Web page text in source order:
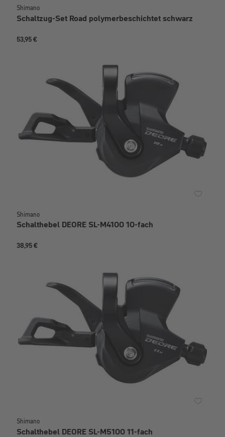
Shimano
Schaltzug-Set Road polymerbeschichtet schwarz
53,95 €
Shimano
Schalthebel DEORE SL-M4100 10-fach
38,95 €
Shimano
Schalthebel DEORE SL-M5100 11-fach